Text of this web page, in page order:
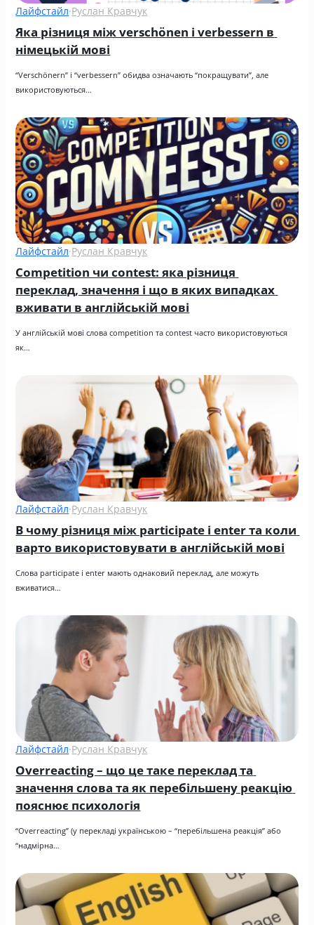
Лайфстайл·Руслан Кравчук
Яка різниця між verschönen і verbessern в
німецькій мові
“Verschönern” і “verbessern” обидва означають “покращувати”, але
використовуються…
Лайфстайл·Руслан Кравчук
Competition чи contest: яка різниця
переклад, значення і що в яких випадках
вживати в англійській мові
У англійській мові слова competition та contest часто використовуються
як…
Лайфстайл·Руслан Кравчук
В чому різниця між participate і enter та коли
варто використовувати в англійській мові
Слова participate і enter мають однаковий переклад, але можуть
вживатися…
Лайфстайл·Руслан Кравчук
Overreacting – що це таке переклад та
значення слова та як перебільшену реакцію
пояснює психологія
“Overreacting” (у перекладі українською – “перебільшена реакція” або
“надмірна…